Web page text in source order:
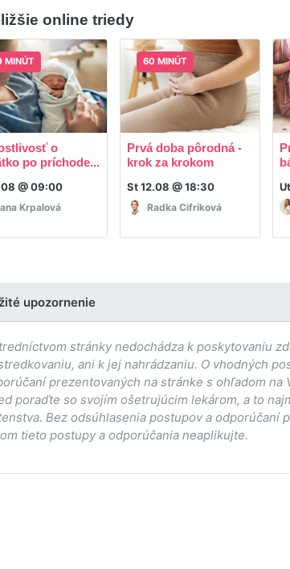
online triedy
MINÚT
o
po príchode...
@ 09:00
Krpalová
60 MINÚT
Prvá doba pôrodná -
krok za krokom
St 12.08 @ 18:30
Radka Cifriková
upozornenie
stránky nedochádza k poskytovaniu
ani k jej nahrádzaniu. O vhodných
prezentovaných na stránke s ohľadom na
poraďte so svojím ošetrujúcim lekárom, a to
Bez odsúhlasenia postupov a odporúčaní
tieto postupy a odporúčania neaplikujte.